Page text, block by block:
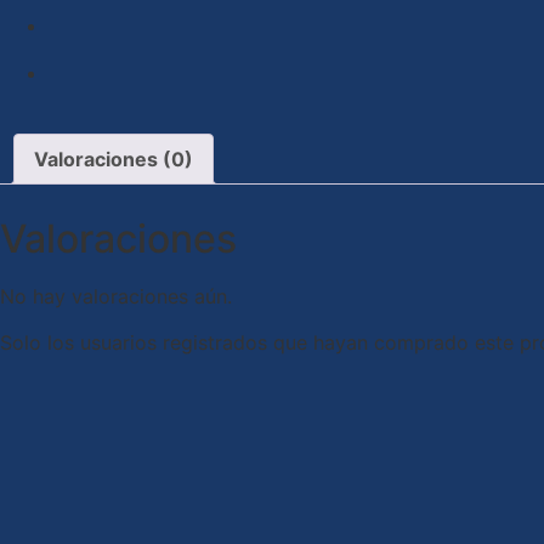
Valoraciones (0)
Valoraciones
No hay valoraciones aún.
Solo los usuarios registrados que hayan comprado este